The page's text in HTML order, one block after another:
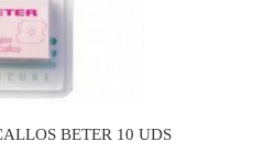
BETER 10 UDS